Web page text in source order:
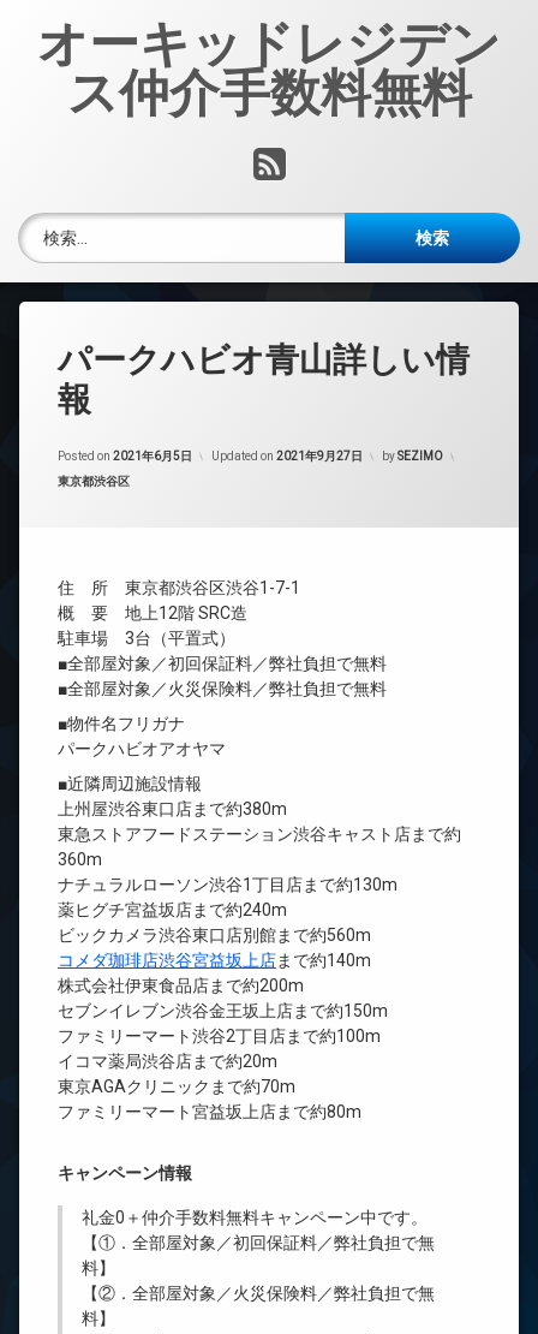
オーキッドレジデン
ス仲介手数料無料
RSS
検索:
パークハビオ青山詳しい情
報
Posted on 2021年6月5日 Updated on 2021年9月27日 bySEZIMO
カテゴリー:
東京都渋谷区
住 所 東京都渋谷区渋谷1-7-1
概 要 地上12階 SRC造
駐車場 3台（平置式）
■全部屋対象／初回保証料／弊社負担で無料
■全部屋対象／火災保険料／弊社負担で無料
■物件名フリガナ
パークハビオアオヤマ
■近隣周辺施設情報
上州屋渋谷東口店まで約380m
東急ストアフードステーション渋谷キャスト店まで約
360m
ナチュラルローソン渋谷1丁目店まで約130m
薬ヒグチ宮益坂店まで約240m
ビックカメラ渋谷東口店別館まで約560m
コメダ珈琲店渋谷宮益坂上店まで約140m
株式会社伊東食品店まで約200m
セブンイレブン渋谷金王坂上店まで約150m
ファミリーマート渋谷2丁目店まで約100m
イコマ薬局渋谷店まで約20m
東京AGAクリニックまで約70m
ファミリーマート宮益坂上店まで約80m
キャンペーン情報
礼金0 ＋仲介手数料無料キャンペーン中です。
【①．全部屋対象／初回保証料／弊社負担で無
料】
【②．全部屋対象／火災保険料／弊社負担で無
料】